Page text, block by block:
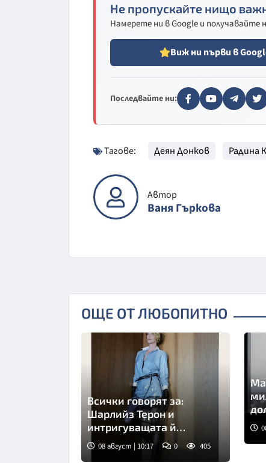
Не пропускайте нищо
Намерете ни в Google и
Виж ни първи в
Последвайте ни:
Тагове: Деян Донков Радина
Автор
Ваня Гъркова
ОЩЕ ОТ ЛЮБОПИТНО
Снимка: Инстаграм
Всички говорят за:
Шарлийз Терон и
интригуващата й
прозрачна пола
08 август | 10:17 0 405